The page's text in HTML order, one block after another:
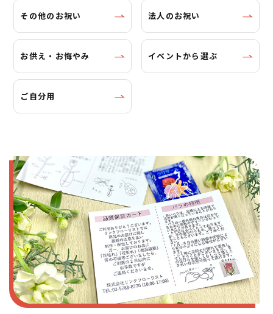
その他のお祝い 法人のお祝い
お供え・お悔やみ イベントから選ぶ
ご自分用